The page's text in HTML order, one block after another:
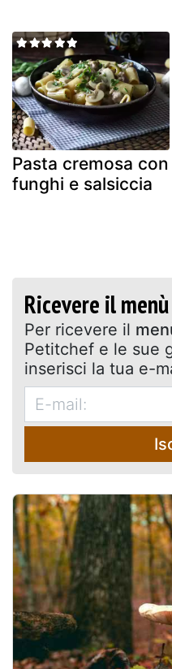
Pasta cremosa con
funghi e salsiccia
Ricevere il
Per ricevere il
Petitchef e le sue
inserisci la tua e-